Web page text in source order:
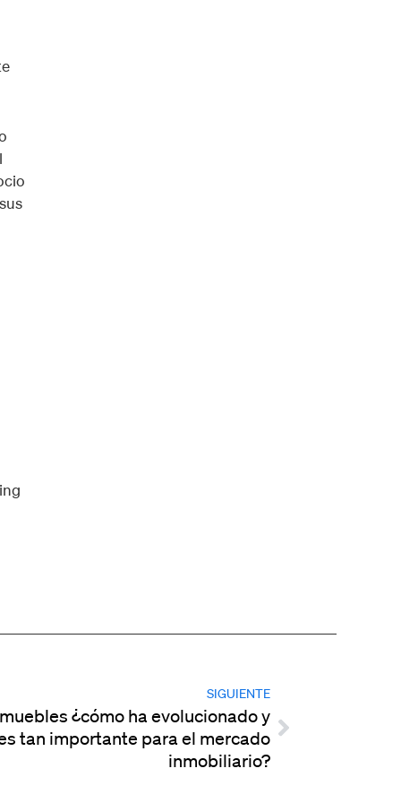
SIGUIENTE
¿cómo ha evolucionado y
tan importante para el mercado
inmobiliario?